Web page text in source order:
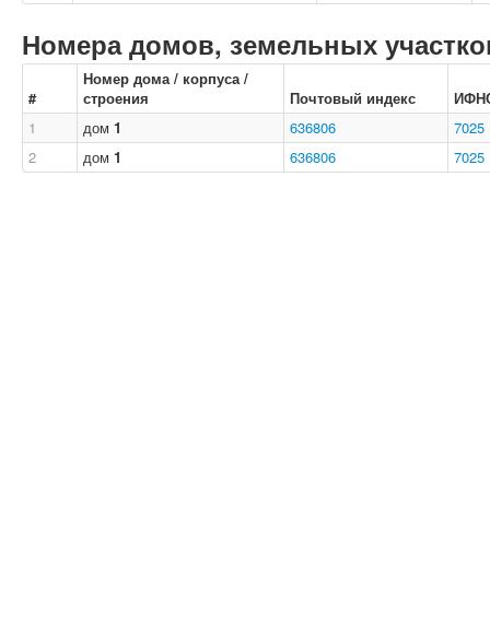
Номера домов, земельных
#
Номер дома / корпуса /
строения
Почтовый индекс
1
дом 1 636806
7025
2
дом 1 636806 7025